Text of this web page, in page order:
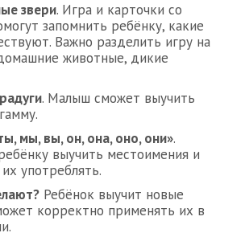
звери. Игра и карточки со
запомнить ребёнку, какие
Важно разделить игру на
животные, дикие
. Малыш сможет выучить
мы, вы, он, она, оно, они».
выучить местоимения и
употреблять.
Ребёнок выучит новые
корректно применять их в